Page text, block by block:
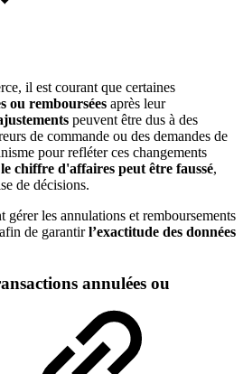
il est courant que certaines
ou remboursées après leur
peuvent être dus à des
de commande ou des demandes de
pour refléter ces changements
le chiffre d'affaires peut être faussé,
de décisions.
les annulations et remboursements
de garantirl’exactitude des données
annulées ou